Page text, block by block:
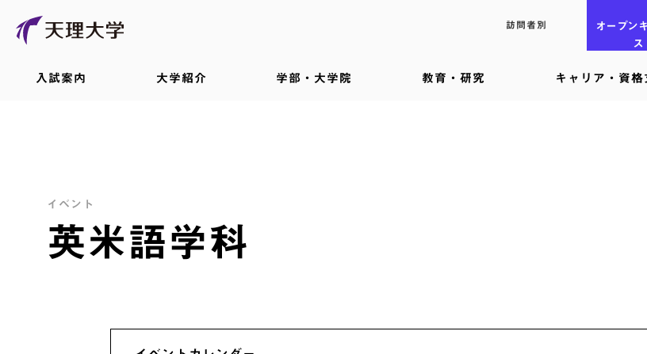
訪問者別 オープン
ス
入試案内 大学紹介 学部・大学院 教育・研究 キャリア・資格
イベント
英米語学科